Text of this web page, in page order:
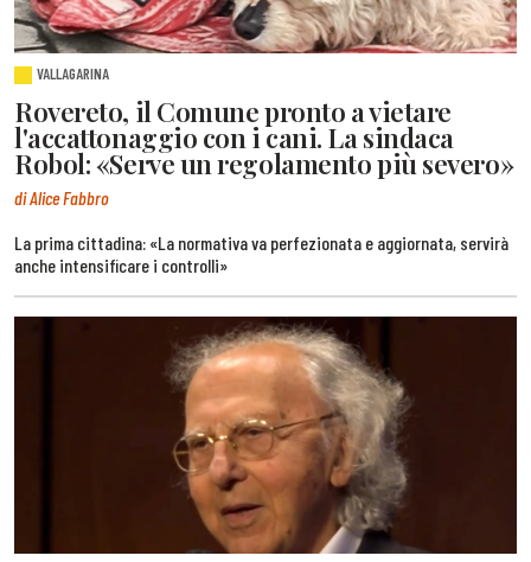
VALLAGARINA
Rovereto, il Comune pronto a vietare
l'accattonaggio con i cani. La sindaca
Robol: «Serve un regolamento più severo»
di Alice Fabbro
La prima cittadina: «La normativa va perfezionata e aggiornata, servirà
anche intensificare i controlli»